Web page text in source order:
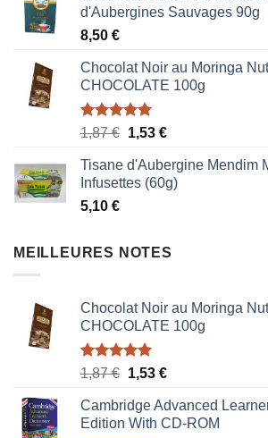
d'Aubergines Sauvages 90g
8,50 €
Chocolat Noir au Moringa
CHOCOLATE 100g
Note5.00
1,87€ Le
initial
était :
1,53 €Le
actuel
est :
Tisane d'Aubergine Mendim
Infusettes (60g)
5,10 €
MEILLEURES NOTES
Chocolat Noir au Moringa
CHOCOLATE 100g
Note5.00
1,87€ Le
initial
était :
1,53 €Le
actuel
est :
Cambridge Advanced
Edition With CD-ROM